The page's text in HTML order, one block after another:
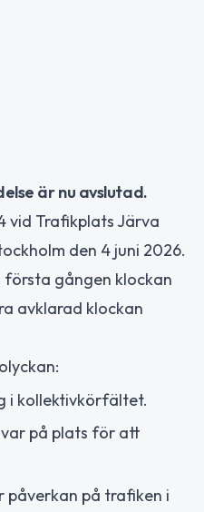
är nu avslutad.
vid Trafikplats Järva
den 4 juni 2026.
gången klockan
avklarad klockan
i kollektivkörfältet.
på plats för att
påverkan på trafiken i